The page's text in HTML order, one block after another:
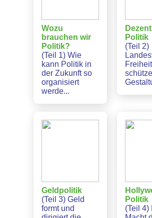
Wozu
brauchen wir
Politik?
(Teil 1) Wie
kann Politik in
der Zukunft so
organisiert
werde...
Politik
(Teil 2)
Freiheit
Geldpolitik
(Teil 3) Geld
formt und
Politik
(Teil 4)